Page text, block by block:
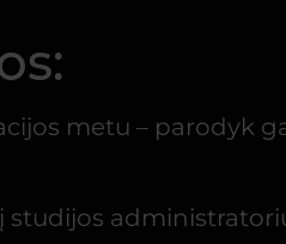
metu – parodyk